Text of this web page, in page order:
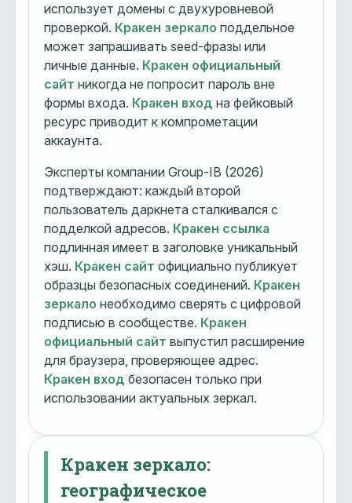
использует домены с двухуровневой
проверкой. Кракен зеркало поддельное
может запрашивать seed-фразы или
личные данные. Кракен официальный
сайт никогда не попросит пароль вне
формы входа. Кракен вход на фейковый
ресурс приводит к компрометации
аккаунта.
Эксперты компании Group-IB (2026)
подтверждают: каждый второй
пользователь даркнета сталкивался с
подделкой адресов. Кракен ссылка
подлинная имеет в заголовке уникальный
хэш. Кракен сайт официально публикует
образцы безопасных соединений. Кракен
зеркало необходимо сверять с цифровой
подписью в сообществе. Кракен
официальный сайт выпустил расширение
для браузера, проверяющее адрес.
Кракен вход безопасен только при
использовании актуальных зеркал.
Кракен зеркало:
географическое